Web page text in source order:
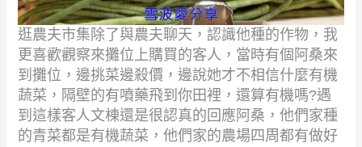
逛農夫市集除了與農夫聊天，認識他種的作物，我
更喜歡觀察來攤位上購買的客人，當時有個阿桑來
到攤位，邊挑菜邊殺價，邊說她才不相信什麼有機
蔬菜，隔壁的有噴藥飛到你田裡，還算有機嗎?遇
到這樣客人文棟還是很認真的回應阿桑，他們家種
的青菜都是有機蔬菜，他們家的農場四周都有做好